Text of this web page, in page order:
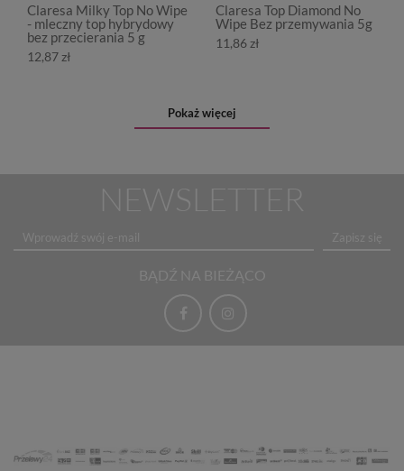
Claresa Milky Top No Wipe
- mleczny top hybrydowy
bez przecierania 5 g
12,87 zł
Claresa Top Diamond No
Wipe Bez przemywania 5g
11,86 zł
Pokaż więcej
NEWSLETTER
Zapisz się
BĄDŹ NA BIEŻĄCO